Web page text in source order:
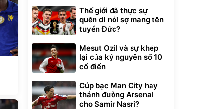
Thế giới đã thực sự
quên đi nỗi sợ mang tên
tuyển Đức?
Mesut Ozil và sự khép
lại của kỷ nguyên số 10
cổ điển
Cúp bạc Man City hay
thánh đường Arsenal
cho Samir Nasri?